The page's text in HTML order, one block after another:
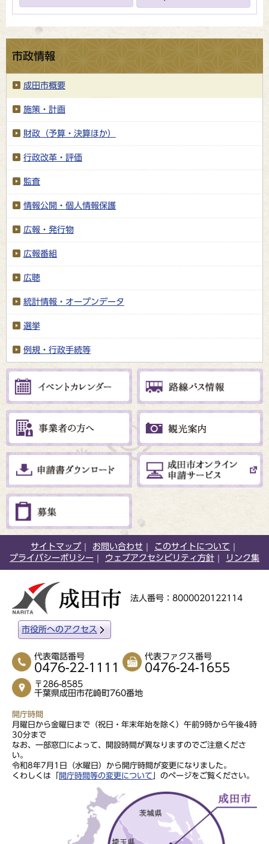
市政情報
成田市概要
施策・計画
財政（予算・決算ほか）
行政改革・評価
監査
情報公開・個人情報保護
広報・発行物
広報番組
広聴
統計情報・オープンデータ
選挙
例規・行政手続等
サイトマップ お問い合わせ
このサイトについて
プライバシーポリシー
ウェブアクセシビリティ方針 リンク集
法人番号：8000020122114
市役所へのアクセス
代表電話番号
0476-22-1111
代表ファクス番号
0476-24-1655
〒286-8585
千葉県成田市花崎町760番地
開庁時間
月曜日から金曜日まで（祝日・年末年始を除く）午前9時から午後4時
30分まで
なお、一部窓口によって、開設時間が異なりますのでご注意くださ
い。
令和8年7月1日（水曜日）から開庁時間が変更になりました。
くわしくは「
開庁時間等の変更について 」のページをご覧ください。